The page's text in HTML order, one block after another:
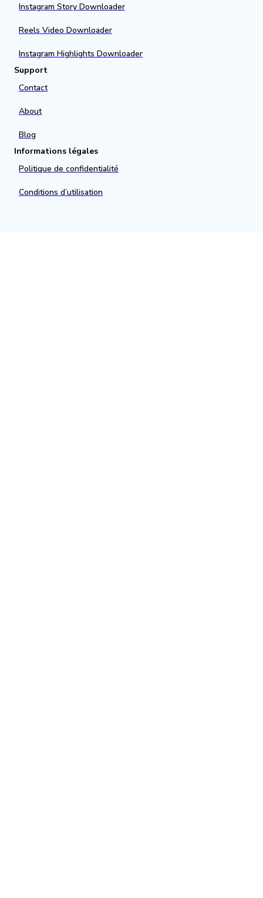
Instagram Story Downloader
Reels Video Downloader
Instagram Highlights Downloader
Support
Contact
About
Blog
Informations légales
Politique de confidentialité
Conditions d’utilisation